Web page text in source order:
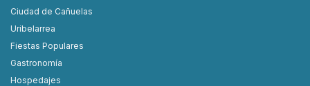
Ciudad de Cañuelas
Uribelarrea
Fiestas Populares
Gastronomía
Hospedajes